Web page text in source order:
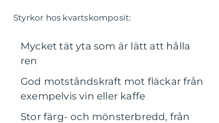
Styrkor hos kvartskomposit:
Mycket tät yta som är lätt att hålla
ren
God motståndskraft mot fläckar från
exempelvis vin eller kaffe
Stor färg- och mönsterbredd, från